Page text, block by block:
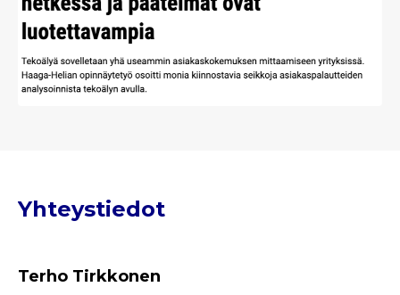
Yhteystiedot
Terho Tirkkonen